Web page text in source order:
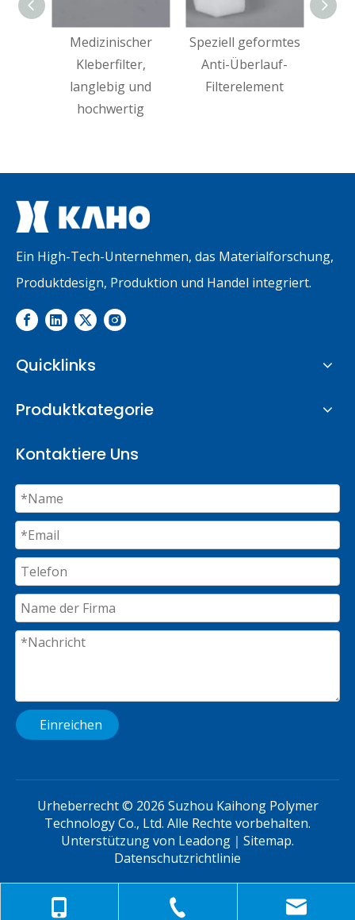
Medizinischer
Kleberfilter,
langlebig und
hochwertig
Speziell geformtes
Anti-Überlauf-
Filterelement
Ein High-Tech-Unternehmen, das Materialforschung,
Produktdesign, Produktion und Handel integriert.
Quicklinks
Produktkategorie
Kontaktiere Uns
Einreichen
Urheberrecht © 2026 Suzhou Kaihong Polymer
Technology Co., Ltd. Alle Rechte vorbehalten.
Unterstützung von Leadong ｜ Sitemap.
Datenschutzrichtlinie